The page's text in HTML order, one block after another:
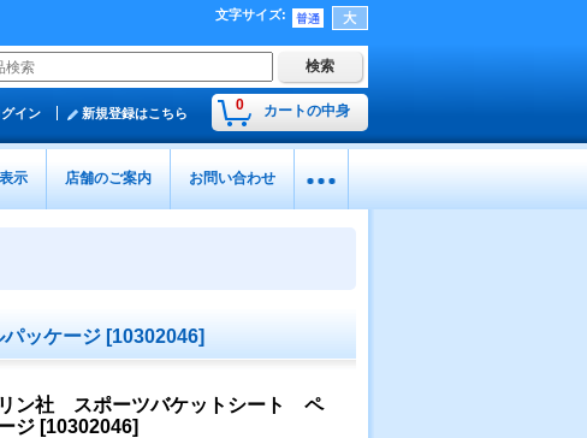
文字サイズ:
0 カートの中身
イン 新規登録はこちら
示 店舗のご案内 お問い合わせ
ッケージ [10302046]
ン社 スポーツバケットシート ペ
ジ [10302046]